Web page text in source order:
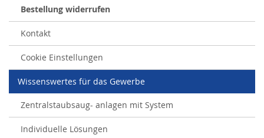
Bestellung widerrufen
Kontakt
Cookie Einstellungen
Wissenswertes für das Gewerbe
Zentralstaubsaug- anlagen mit System
Individuelle Lösungen